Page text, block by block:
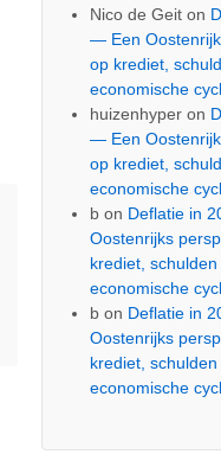
Nico de Geit on
— Een
op krediet,
economische
huizenhyper on
— Een
op krediet,
economische
b on Deflatie in
Oostenrijks
krediet, schulden
economische
b on Deflatie in
Oostenrijks
krediet, schulden
economische